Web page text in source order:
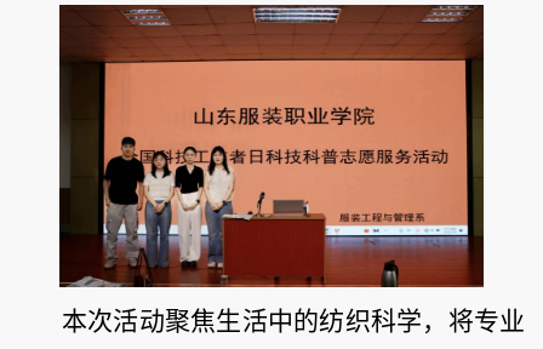
本次活动聚焦生活中的纺织科学，将专业